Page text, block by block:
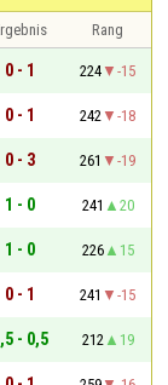
Rang
0 - 1 224
-15
0 - 1 242
-18
0 - 3 261
-19
1 - 0 241
20
1 - 0 226
15
0 - 1 241
-15
- 0,5 212
19